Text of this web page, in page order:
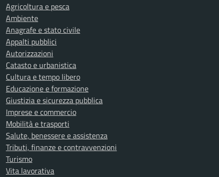
Agricoltura e pesca
Ambiente
Anagrafe e stato civile
Appalti pubblici
Autorizzazioni
Catasto e urbanistica
Cultura e tempo libero
Educazione e formazione
Giustizia e sicurezza pubblica
Imprese e commercio
Mobilità e trasporti
Salute, benessere e assistenza
Tributi, finanze e contravvenzioni
Turismo
Vita lavorativa